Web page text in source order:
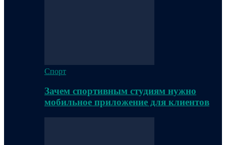
Спорт
Зачем спортивным студиям нужно
мобильное приложение для клиентов